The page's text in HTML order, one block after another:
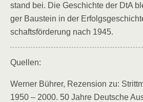
stand bei. Die Geschich­te der DtA
ger Bau­stein in der
schafts­för­de­rung nach 1945.
Quel­len:
Wer­ner Büh­rer, Rezen­si­on zu:
1950 – 2000. 50 Jah­re Deut­sche